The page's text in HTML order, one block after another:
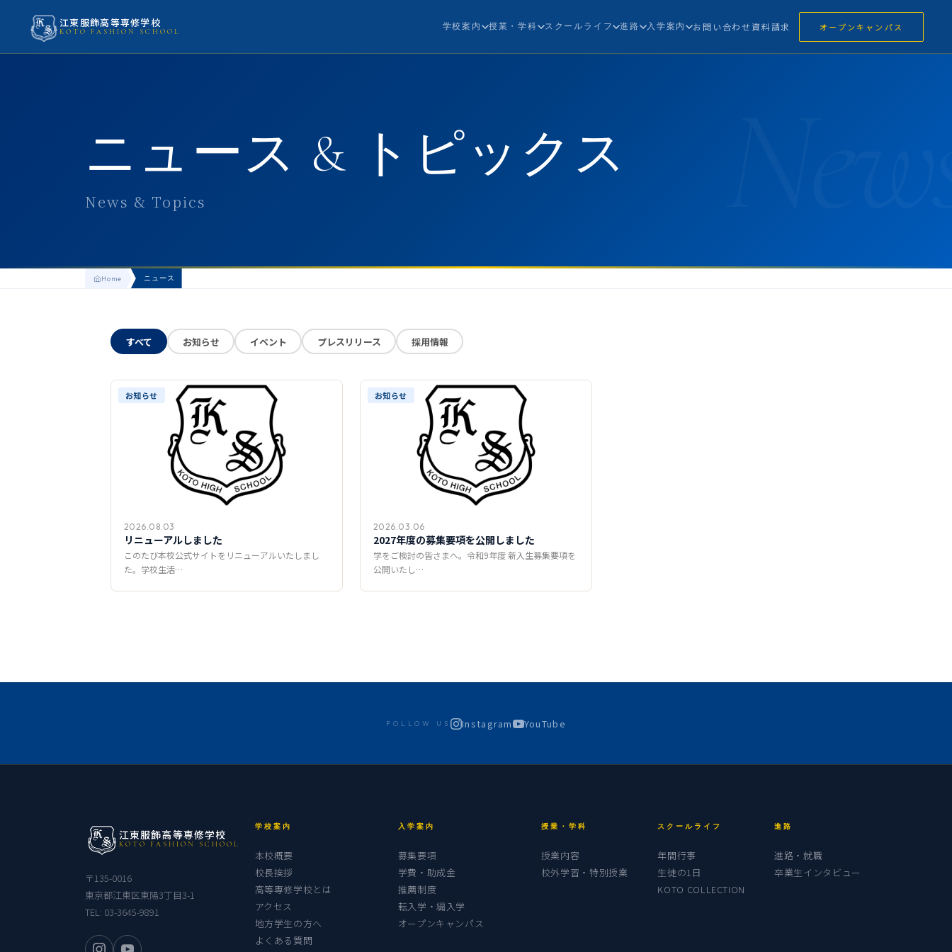
江東服飾高等専修学校
KOTO FASHION SCHOOL
学校案内 授業・学科 スクールライフ 進路 入学案内 お問い合わせ資料請求 オープンキャンパス
ニュース & トピックス
News & Topics
Home ニュース
すべて お知らせ イベント プレスリリース 採用情報
お知らせ
2026.08.03
リニューアルしました
このたび本校公式サイトをリニューアルいたしまし
た。学校生活…
お知らせ
2026.03.06
2027年度の募集要項を公開しました
学をご検討の皆さまへ。令和9年度 新入生募集要項を
公開いたし…
FOLLOW US Instagram YouTube
江東服飾高等専修学校
KOTO FASHION SCHOOL
〒135-0016
東京都江東区東陽3丁目3-1
TEL: 03-3645-9891
学校案内
本校概要
校長挨拶
高等専修学校とは
アクセス
地方学生の方へ
よくある質問
入学案内
募集要項
学費・助成金
推薦制度
転入学・編入学
オープンキャンパス
授業・学科
授業内容
校外学習・特別授業
スクールライフ
年間行事
生徒の1日
KOTO COLLECTION
進路
進路・就職
卒業生インタビュー